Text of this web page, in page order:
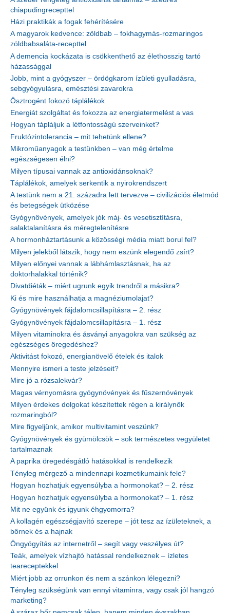
chiapudingrecepttel
Házi praktikák a fogak fehérítésére
A magyarok kedvence: zöldbab – fokhagymás-rozmaringos
zöldbabsaláta-recepttel
A demencia kockázata is csökkenthető az élethosszig tartó
házassággal
Jobb, mint a gyógyszer – ördögkarom ízületi gyulladásra,
sebgyógyulásra, emésztési zavarokra
Ösztrogént fokozó táplálékok
Energiát szolgáltat és fokozza az energiatermelést a vas
Hogyan tápláljuk a létfontosságú szerveinket?
Fruktózintolerancia – mit tehetünk ellene?
Mikroműanyagok a testünkben – van még értelme
egészségesen élni?
Milyen típusai vannak az antioxidánsoknak?
Táplálékok, amelyek serkentik a nyirokrendszert
A testünk nem a 21. századra lett tervezve – civilizációs életmód
és betegségek ütközése
Gyógynövények, amelyek jók máj- és vesetisztításra,
salaktalanításra és méregtelenítésre
A hormonháztartásunk a közösségi média miatt borul fel?
Milyen jelekből látszik, hogy nem eszünk elegendő zsírt?
Milyen előnyei vannak a lábhámlasztásnak, ha az
doktorhalakkal történik?
Divatdiéták – miért ugrunk egyik trendről a másikra?
Ki és mire használhatja a magnéziumolajat?
Gyógynövények fájdalomcsillapításra – 2. rész
Gyógynövények fájdalomcsillapításra – 1. rész
Milyen vitaminokra és ásványi anyagokra van szükség az
egészséges öregedéshez?
Aktivitást fokozó, energianövelő ételek és italok
Mennyire ismeri a teste jelzéseit?
Mire jó a rózsalekvár?
Magas vérnyomásra gyógynövények és fűszernövények
Milyen érdekes dolgokat készítettek régen a királynők
rozmaringból?
Mire figyeljünk, amikor multivitamint veszünk?
Gyógynövények és gyümölcsök – sok természetes vegyületet
tartalmaznak
A paprika öregedésgátló hatásokkal is rendelkezik
Tényleg mérgező a mindennapi kozmetikumaink fele?
Hogyan hozhatjuk egyensúlyba a hormonokat? – 2. rész
Hogyan hozhatjuk egyensúlyba a hormonokat? – 1. rész
Mit ne együnk és igyunk éhgyomorra?
A kollagén egészségjavító szerepe – jót tesz az ízületeknek, a
bőrnek és a hajnak
Öngyógyítás az internetről – segít vagy veszélyes út?
Teák, amelyek vízhajtó hatással rendelkeznek – ízletes
teareceptekkel
Miért jobb az orrunkon és nem a szánkon lélegezni?
Tényleg szükségünk van ennyi vitaminra, vagy csak jól hangzó
marketing?